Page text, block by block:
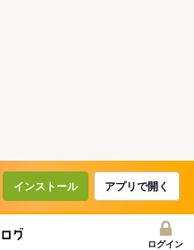
インストール アプリで開く
ログイン